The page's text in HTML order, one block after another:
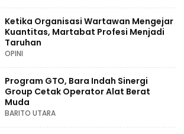
Ketika Organisasi Wartawan Mengejar
Kuantitas, Martabat Profesi Menjadi
Taruhan
OPINI
Program GTO, Bara Indah Sinergi
Group Cetak Operator Alat Berat
Muda
BARITO UTARA